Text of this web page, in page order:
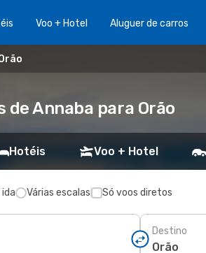
Voo + Hotel Aluguer de carros
de Annaba para Orão
Hotéis Voo + Hotel
ida Várias escalas Só voos diretos
Destino